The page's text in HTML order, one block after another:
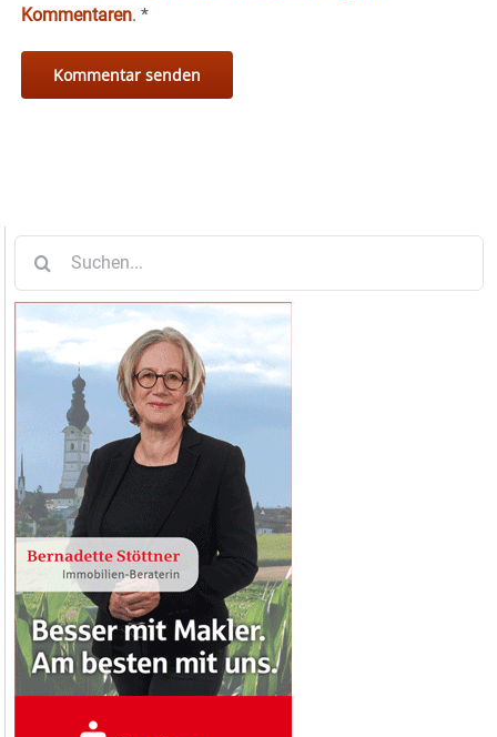
Kommentaren. *
nach: